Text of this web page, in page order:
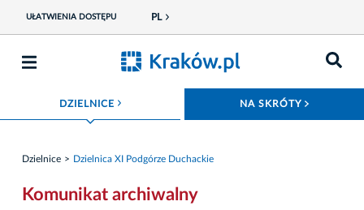
UŁATWIENIA DOSTĘPU PL
DZIELNICE ROZWIŃ MENU NA SKRÓTY
Dzielnice Dzielnica XI Podgórze Duchackie
Komunikat archiwalny